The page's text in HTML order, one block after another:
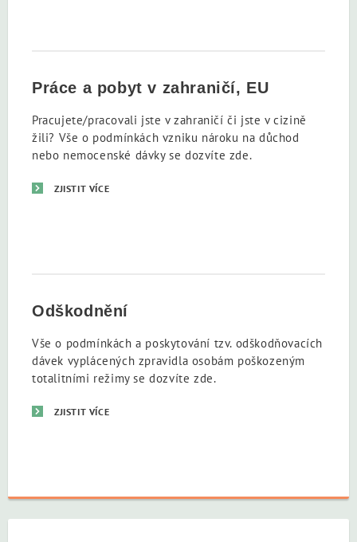
Práce a pobyt v zahraničí, EU
Pracujete/pracovali jste v zahraničí či jste v cizině
žili? Vše o podmínkách vzniku nároku na důchod
nebo nemocenské dávky se dozvíte zde.
ZJISTIT VÍCE
Odškodnění
Vše o podmínkách a poskytování tzv. odškodňovacích
dávek vyplácených zpravidla osobám poškozeným
totalitními režimy se dozvíte zde.
ZJISTIT VÍCE